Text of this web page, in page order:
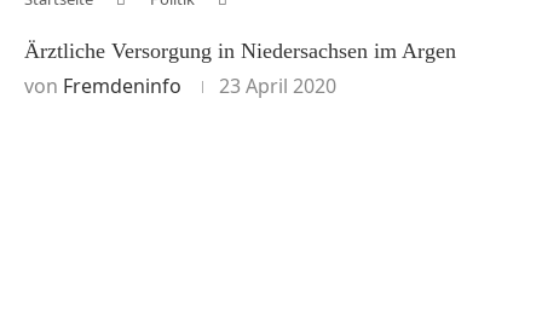
Ärztliche Versorgung in Niedersachsen im Argen
von Fremdeninfo 23 April 2020